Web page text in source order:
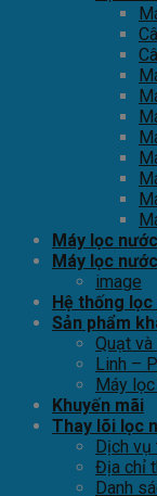
Máy lọc
Máy lọc
image
Hệ thống
Sản phẩm
Quạt
Linh –
Máy
Khuyến mãi
Thay lõi lọc
Dịch
Địa chỉ
Danh